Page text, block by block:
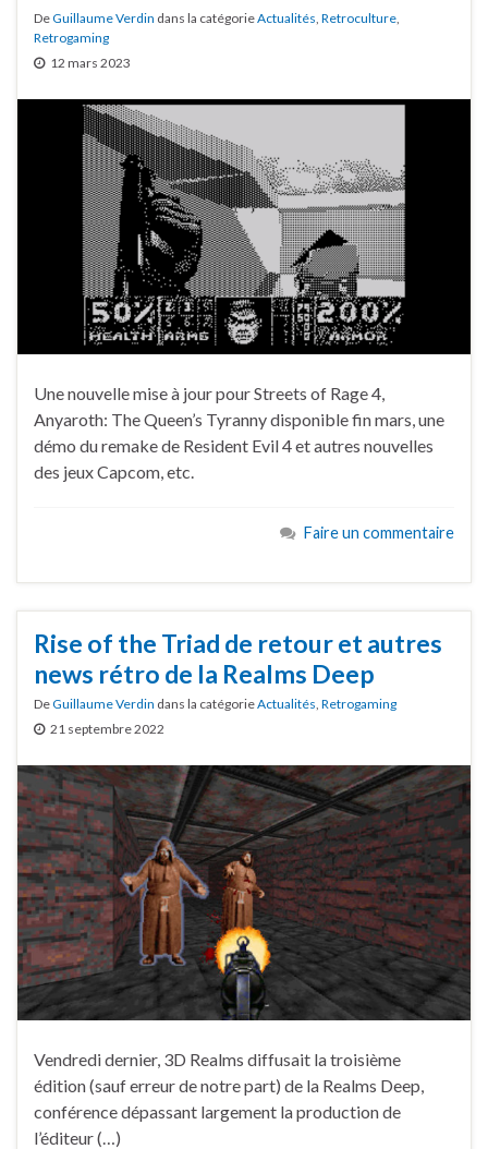
DeGuillaume Verdin dans la catégorieActualités Retroculture
Retrogaming
12 mars 2023
Une nouvelle mise à jour pour Streets of Rage 4,
Anyaroth: The Queen’s Tyranny disponible fin mars, une
démo du remake de Resident Evil 4 et autres nouvelles
des jeux Capcom, etc.
Faire un commentaire
Rise of the Triad de retour et autres
news rétro de la Realms Deep
DeGuillaume Verdin dans la catégorieActualités Retrogaming
21 septembre 2022
Vendredi dernier, 3D Realms diffusait la troisième
édition (sauf erreur de notre part) de la Realms Deep,
conférence dépassant largement la production de
l’éditeur (…)